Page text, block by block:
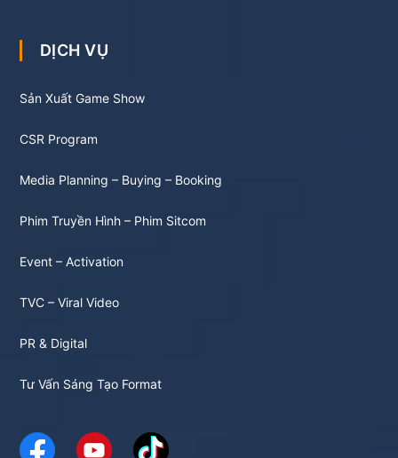
DỊCH VỤ
Sản Xuất Game Show
CSR Program
Media Planning – Buying – Booking
Phim Truyền Hình – Phim Sitcom
Event – Activation
TVC – Viral Video
PR & Digital
Tư Vấn Sáng Tạo Format